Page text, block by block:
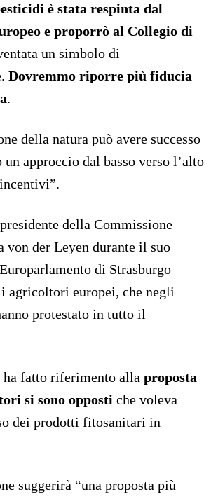
è stata respinta dal
e proporrò al Collegio di
un simbolo di
Dovremmo riporre più fiducia
.
della natura può avere successo
un approccio dal basso verso l’alto
della Commissione
von der Leyen durante il suo
di Strasburgo
agricoltori europei, che negli
protestato in tutto il
ha fatto riferimento alla proposta
si sono opposti che voleva
dei prodotti fitosanitari in
suggerirà “una proposta più